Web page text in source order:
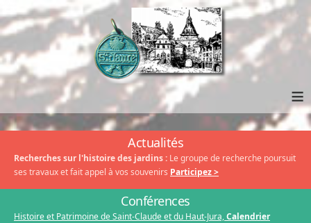
≡
Actualités
Recherches sur l'histoire des jardins : Le groupe de recherche poursuit
ses travaux et fait appel à vos souvenirs Participez >
Conférences
Histoire et Patrimoine de Saint-Claude et du Haut-Jura,Calendrier